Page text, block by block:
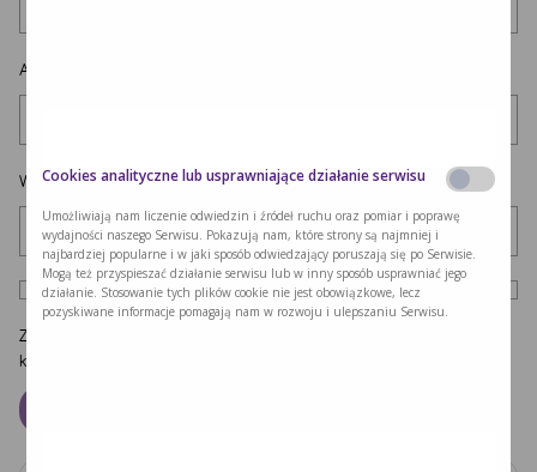
Adres e-mail
Witryna internetowa
Zapamiętaj moje dane w tej przeglądarce podczas pisania kolejnych
komentarzy.
Cookies analityczne lub usprawniające działanie serwisu
Umożliwiają nam liczenie odwiedzin i źródeł ruchu oraz pomiar i poprawę
wydajności naszego Serwisu. Pokazują nam, które strony są najmniej i
najbardziej popularne i w jaki sposób odwiedzający poruszają się po Serwisie.
Mogą też przyspieszać działanie serwisu lub w inny sposób usprawniać jego
działanie. Stosowanie tych plików cookie nie jest obowiązkowe, lecz
pozyskiwane informacje pomagają nam w rozwoju i ulepszaniu Serwisu.